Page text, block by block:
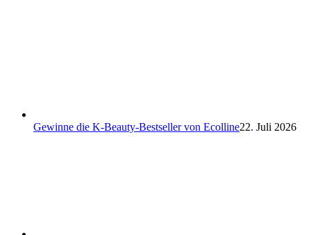
Gewinne die K-Beauty-Bestseller von Ecolline22. Juli 2026